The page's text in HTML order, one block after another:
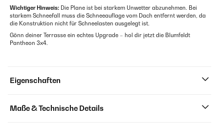
Wichtiger Hinweis: Die Plane ist bei starkem Unwetter abzunehmen. Bei
starkem Schneefall muss die Schneeauflage vom Dach entfernt werden, da
die Konstruktion nicht für Schneelasten ausgelegt ist.
Gönn deiner Terrasse ein echtes Upgrade – hol dir jetzt die Blumfeldt
Pantheon 3x4.
Eigenschaften
Maße & Technische Details